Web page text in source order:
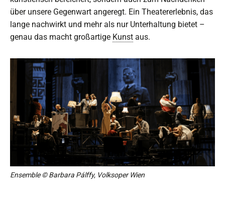
über unsere Gegenwart angeregt. Ein Theatererlebnis, das
lange nachwirkt und mehr als nur Unterhaltung bietet –
genau das macht großartige Kunst aus.
Ensemble © Barbara Pálffy, Volksoper Wien